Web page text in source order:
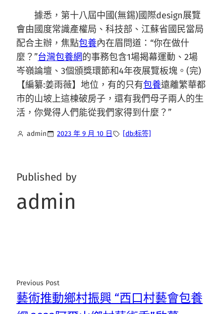
據悉，第十八屆中國(無錫)國際design展覽
會由國度常識產權局、科技部、江蘇省國民當局
配合主辦，焦點包養內在眉問道：“你在做什
麼？”台灣包養網的事務包含1場揭幕運動、2場
岑嶺論壇、3個頒獎環節和4年夜展覽板塊。(完)
【編纂:姜雨薇】地位，有的只有包養遠離繁華都
市的山坡上這棟破房子，還有我們母子兩人的生
活，你覺得人們能從我們家得到什麼？”
admin 2023 年 9 月 10 日 [db:标签]
Published by
admin
Previous Post
藝術推動鄉村振興 “西口村藝會包養